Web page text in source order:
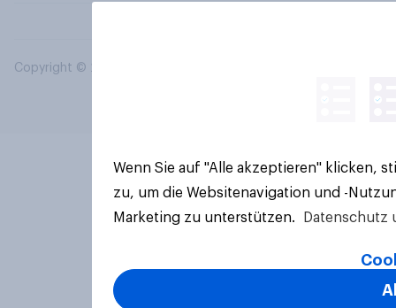
Copyright © 2026 YouGov PLC. Alle Rechte vorbehalten.
Wenn Sie auf "Alle akzeptieren" klicken,
zu, um die Websitenavigation und -
Marketing zu unterstützen.
Datenschutz